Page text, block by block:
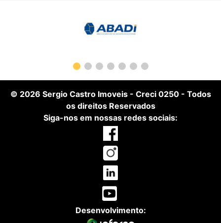
© 2026 Sergio Castro Imoveis- Creci 0250- Todos
os direitos Reservados
Siga-nos em nossas redes sociais:
Desenvolvimento: